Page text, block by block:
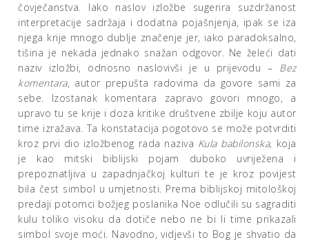
čovječanstva. Iako naslov izložbe sugerira suzdržanost
interpretacije sadržaja i dodatna pojašnjenja, ipak se iza
njega krije mnogo dublje značenje jer, iako paradoksalno,
tišina je nekada jednako snažan odgovor. Ne želeći dati
naziv izložbi, odnosno naslovivši je u prijevodu – Bez
komentara, autor prepušta radovima da govore sami za
sebe. Izostanak komentara zapravo govori mnogo, a
upravo tu se krije i doza kritike društvene zbilje koju autor
time izražava. Ta konstatacija pogotovo se može potvrditi
kroz prvi dio izložbenog rada naziva Kula babilonska, koja
je kao mitski biblijski pojam duboko uvriježena i
prepoznatljiva u zapadnjačkoj kulturi te je kroz povijest
bila čest simbol u umjetnosti. Prema biblijskoj mitološkoj
predaji potomci božjeg poslanika Noe odlučili su sagraditi
kulu toliko visoku da dotiče nebo ne bi li time prikazali
simbol svoje moći. Navodno, vidjevši to Bog je shvatio da